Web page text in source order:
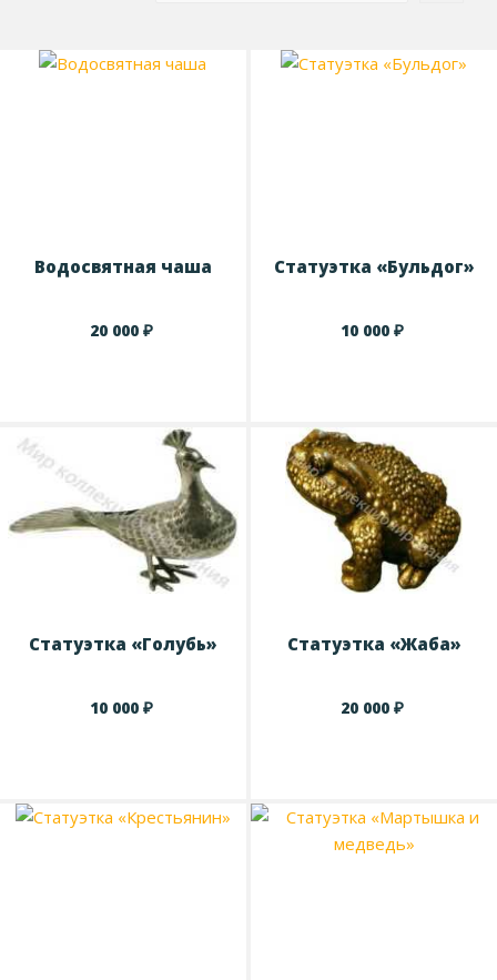
Водосвятная чаша
20 000 ₽
Статуэтка «Бульдог»
10 000₽
Статуэтка «Голубь»
10 000 ₽
Статуэтка «Жаба»
20 000₽